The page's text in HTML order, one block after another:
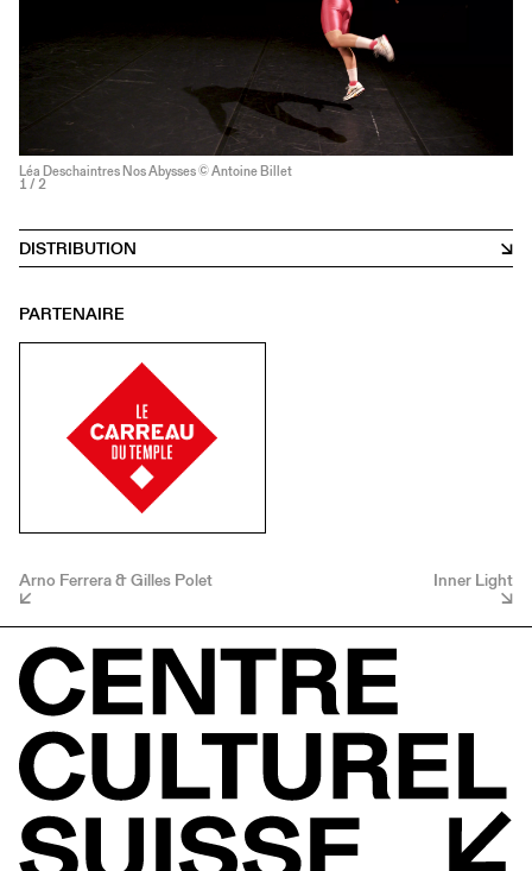
Léa Deschaintres Nos Abysses © Antoine Billet
1 / 2
DISTRIBUTION
PARTENAIRE
Arno Ferrera & Gilles Polet Inner Light